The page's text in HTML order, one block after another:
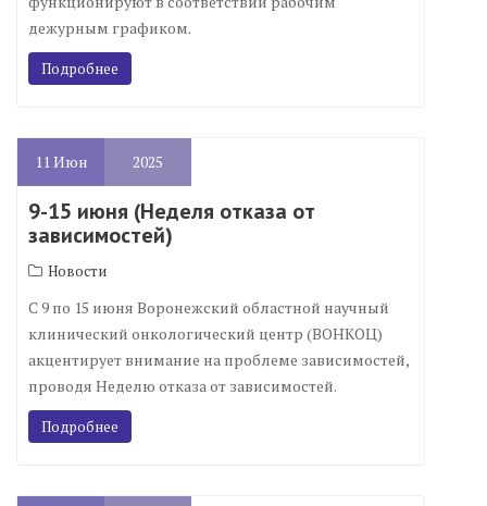
дежурным графиком.
Подробнее
11Июн 2025
9-15 июня (Неделя отказа от
зависимостей)
Новости
С 9 по 15 июня Воронежский областной научный
клинический онкологический центр (ВОНКОЦ)
акцентирует внимание на проблеме зависимостей,
проводя Неделю отказа от зависимостей.
Подробнее